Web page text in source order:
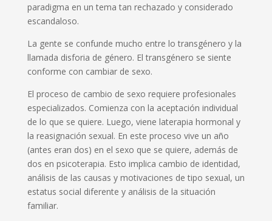
paradigma en un tema tan rechazado y considerado
escandaloso.
La gente se confunde mucho entre lo transgénero y la
llamada disforia de género. El transgénero se siente
conforme con cambiar de sexo.
El proceso de cambio de sexo requiere profesionales
especializados. Comienza con la aceptación individual
de lo que se quiere. Luego, viene laterapia hormonal y
la reasignación sexual. En este proceso vive un año
(antes eran dos) en el sexo que se quiere, además de
dos en psicoterapia. Esto implica cambio de identidad,
análisis de las causas y motivaciones de tipo sexual, un
estatus social diferente y análisis de la situación
familiar.